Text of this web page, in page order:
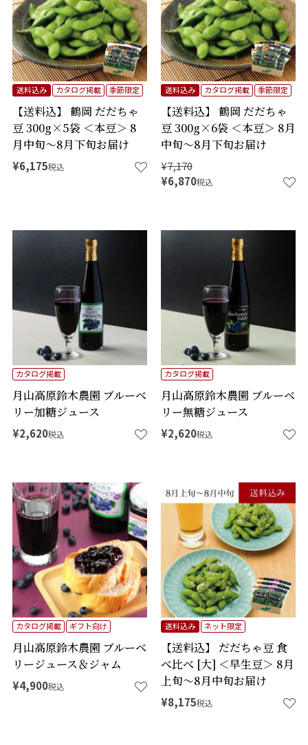
【送料込】 鶴岡 だだちゃ
豆 300g×5袋 ＜本豆＞ 8
月中旬～8月下旬お届け
送料込み カタログ掲載 季節限定
¥6,175税込
【送料込】 鶴岡 だだちゃ
豆 300g×6袋 ＜本豆＞ 8月
中旬～8月下旬お届け
送料込み カタログ掲載 季節限定
¥7,170
¥6,870税込
月山高原鈴木農園 ブルーベ
リー加糖ジュース
カタログ掲載
¥2,620税込
月山高原鈴木農園 ブルーベ
リー無糖ジュース
カタログ掲載
¥2,620税込
月山高原鈴木農園 ブルーベ
リージュース＆ジャム
カタログ掲載 ギフト向け
¥4,900税込
【送料込】 だだちゃ豆 食
べ比べ [大] ＜早生豆＞ 8月
上旬～8月中旬お届け
送料込み ネット限定
¥8,175税込